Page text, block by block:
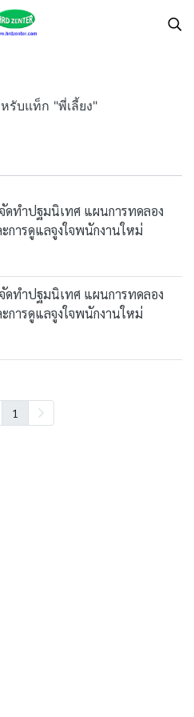
รับแท็ก "พี่เลี้ยง"
ดทำปฐมนิเทศ แผนการทดลอง
การดูแลจูงใจพนักงานใหม่
ดทำปฐมนิเทศ แผนการทดลอง
การดูแลจูงใจพนักงานใหม่
1